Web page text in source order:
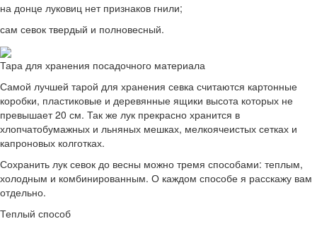
на донце луковиц нет признаков гнили;
сам севок твердый и полновесный.
Тара для хранения посадочного материала
Самой лучшей тарой для хранения севка считаются картонные
коробки, пластиковые и деревянные ящики высота которых не
превышает 20 см. Так же лук прекрасно хранится в
хлопчатобумажных и льняных мешках, мелкоячеистых сетках и
капроновых колготках.
Сохранить лук севок до весны можно тремя способами: теплым,
холодным и комбинированным. О каждом способе я расскажу вам
отдельно.
Теплый способ